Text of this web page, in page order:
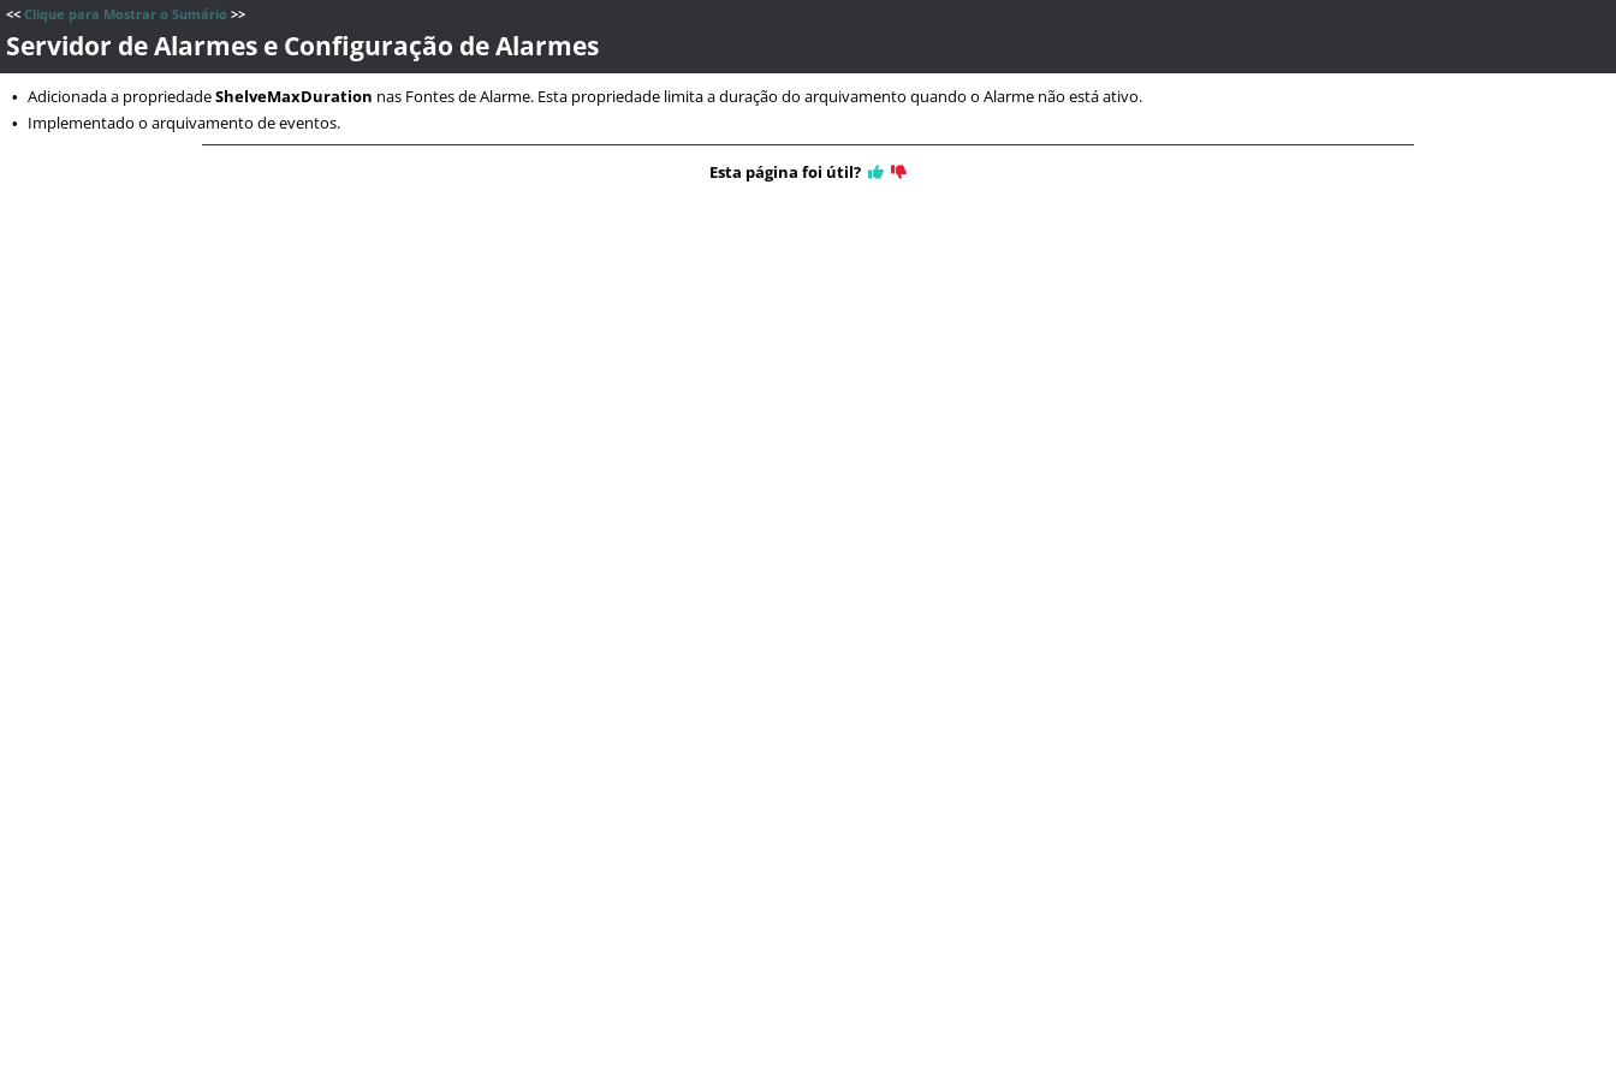
<< Clique para Mostrar o Sumário >>
Servidor de Alarmes e Configuração de Alarmes
• Adicionada a propriedadeShelveMaxDuration nas Fontes de Alarme. Esta propriedade limita a duração do arquivamento quando o Alarme não está ativo.
• Implementado o arquivamento de eventos.
Esta página foi útil?